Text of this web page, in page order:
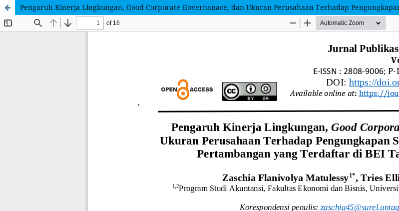
Pengaruh Kinerja Lingkungan, Good Corporate Governanace, dan Ukuran Perusahaan Terhadap